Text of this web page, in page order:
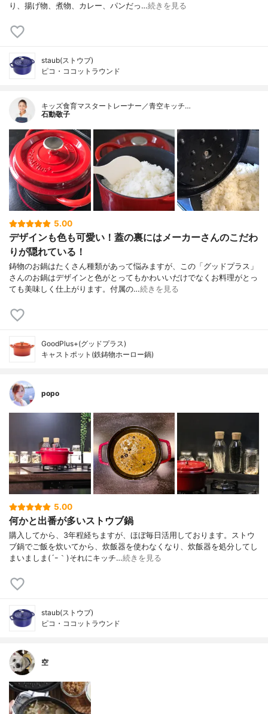
り、揚げ物、煮物、カレー、パンだっ…続きを見る
staub(ストウブ)
ピコ・ココットラウンド
キッズ食育マスタートレーナー／青空キッチ…
石動敬子
5.00
デザインも色も可愛い！蓋の裏にはメーカーさんのこだわ
りが隠れている！
鋳物のお鍋はたくさん種類があって悩みますが、この「グッドプラス」
さんのお鍋はデザインと色がとってもかわいいだけでなくお料理がとっ
ても美味しく仕上がります。付属の…続きを見る
GoodPlus+(グッドプラス)
キャストポット(鉄鋳物ホーロー鍋)
popo
5.00
何かと出番が多いストウブ鍋
購入してから、3年程経ちますが、ほぼ毎日活用しております。ストウ
ブ鍋でご飯を炊いてから、炊飯器を使わなくなり、炊飯器を処分してし
まいましま(´ｰ｀)それにキッチ…続きを見る
staub(ストウブ)
ピコ・ココットラウンド
空